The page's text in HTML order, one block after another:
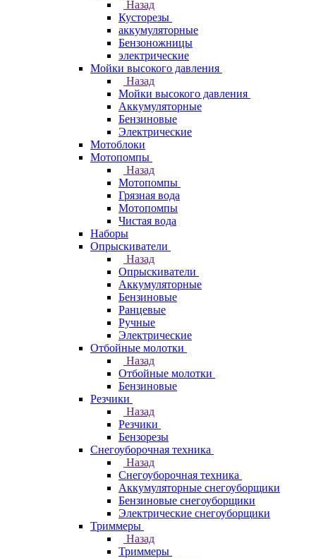
Назад
Кусторезы
аккумуляторные
Бензоножницы
электрические
Мойки высокого давления
Назад
Мойки высокого давления
Аккумуляторные
Бензиновые
Электрические
Мотоблоки
Мотопомпы
Назад
Мотопомпы
Грязная вода
Мотопомпы
Чистая вода
Наборы
Опрыскиватели
Назад
Опрыскиватели
Аккумуляторные
Бензиновые
Ранцевые
Ручные
Электрические
Отбойные молотки
Назад
Отбойные молотки
Бензиновые
Резчики
Назад
Резчики
Бензорезы
Снегоуборочная техника
Назад
Снегоуборочная техника
Аккумуляторные снегоуборщики
Бензиновые снегоуборщики
Электрические снегоуборщики
Триммеры
Назад
Триммеры